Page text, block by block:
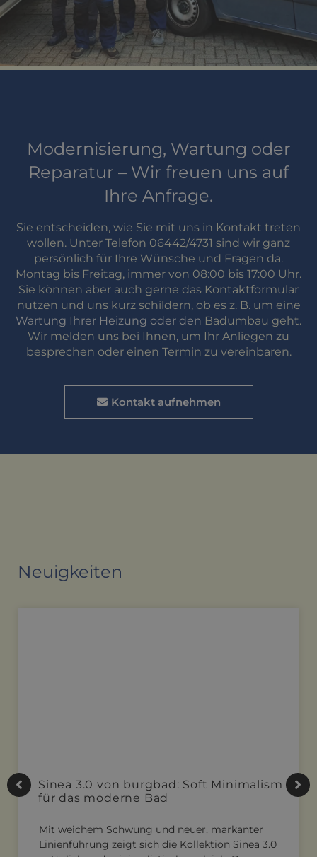
Modernisierung, Wartung oder
Reparatur – Wir freuen uns auf
Ihre Anfrage.
Sie entscheiden, wie Sie mit uns in Kontakt treten
wollen. Unter Telefon 06442/4731 sind wir ganz
persönlich für Ihre Wünsche und Fragen da.
Montag bis Freitag, immer von 08:00 bis 17:00 Uhr.
Sie können aber auch gerne das Kontaktformular
nutzen und uns kurz schildern, ob es z. B. um eine
Wartung Ihrer Heizung oder den Badumbau geht.
Wir melden uns bei Ihnen, um Ihr Anliegen zu
besprechen oder einen Termin zu vereinbaren.
Kontakt aufnehmen
Neuigkeiten
Sinea 3.0 von burgbad: Soft Minimalism
für das moderne Bad
Mit weichem Schwung und neuer, markanter
Linienführung zeigt sich die Kollektion Sinea 3.0